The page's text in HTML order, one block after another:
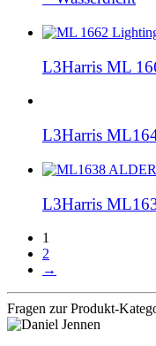
L3Harris ML
L3Harris
L3Harris
1
2
→
Fragen zur Produkt-